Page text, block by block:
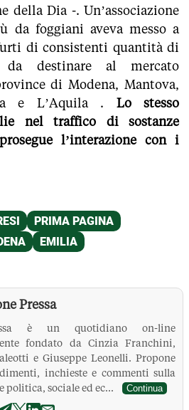
della Dia -. Un’associazione
da foggiani aveva messo a
di consistenti quantità di
da destinare al mercato
di Modena, Mantova,
e L’Aquila . Lo stesso
nel traffico di sostanze
l’interazione con i
Pressa
è un quotidiano on-line
fondato da Cinzia Franchini,
e Giuseppe Leonelli. Propone
inchieste e commenti sulla
politica, sociale ed ec...
Continua